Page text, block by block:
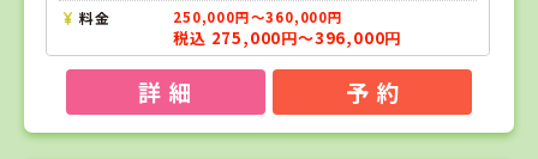
料金
250,000円～360,000円
税込 275,000円～396,000円
詳 細 予 約